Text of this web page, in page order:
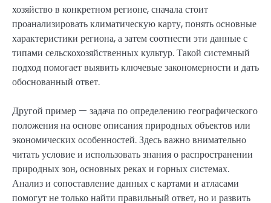
хозяйство в конкретном регионе, сначала стоит
проанализировать климатическую карту, понять основные
характеристики региона, а затем соотнести эти данные с
типами сельскохозяйственных культур. Такой системный
подход помогает выявить ключевые закономерности и дать
обоснованный ответ.
Другой пример — задача по определению географического
положения на основе описания природных объектов или
экономических особенностей. Здесь важно внимательно
читать условие и использовать знания о распространении
природных зон, основных реках и горных системах.
Анализ и сопоставление данных с картами и атласами
помогут не только найти правильный ответ, но и развить